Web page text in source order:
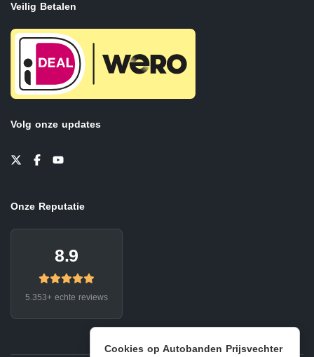
Cookies op Autobanden Prijsvechter
Veilig Betalen
Volg onze updates
Onze Reputatie
8.9
5.353+ echte reviews